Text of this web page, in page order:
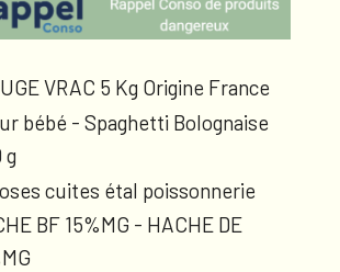
VRAC 5 Kg Origine France
bébé - Spaghetti Bolognaise
g
cuites étal poissonnerie
BF 15%MG - HACHE DE